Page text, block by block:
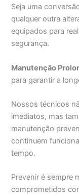
Seja uma
qualquer outra
equipados para
segurança.
Manutenção
para garantir a
Nossos técnicos
imediatos, mas
manutenção
continuem
tempo.
Prevenir é sempre
comprometidos